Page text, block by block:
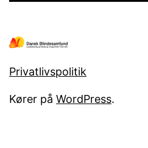
Privatlivspolitik
Kører på WordPress.